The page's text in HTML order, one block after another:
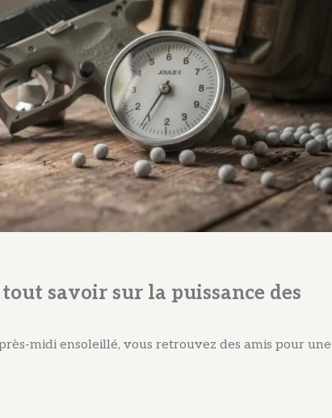
savoir sur la puissance des
midi ensoleillé, vous retrouvez des amis pour une